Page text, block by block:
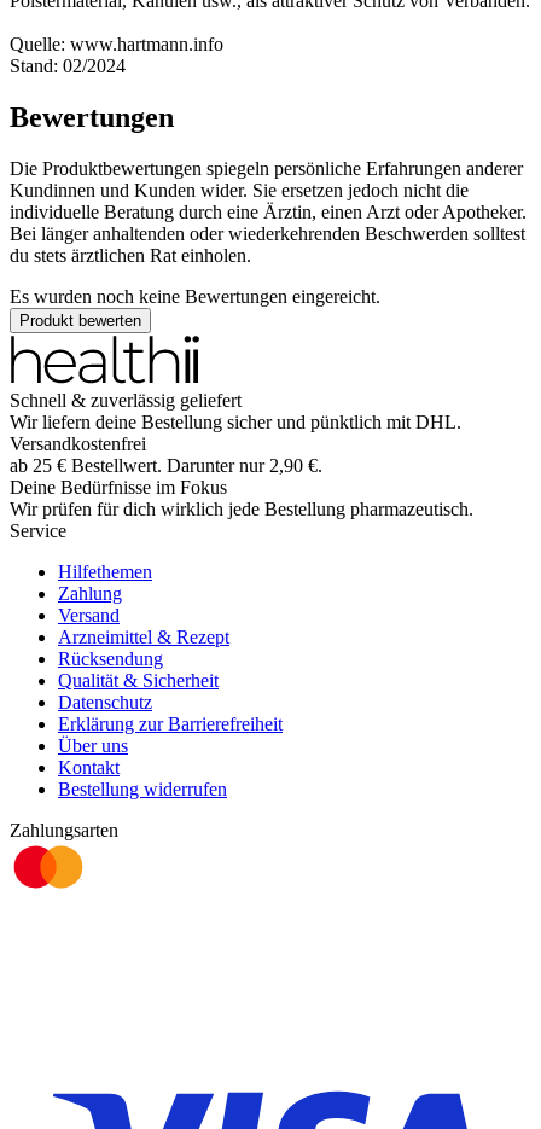
Quelle: www.hartmann.info
Stand: 02/2024
Bewertungen
Die Produktbewertungen spiegeln persönliche Erfahrungen anderer
Kundinnen und Kunden wider. Sie ersetzen jedoch nicht die
individuelle Beratung durch eine Ärztin, einen Arzt oder Apotheker.
Bei länger anhaltenden oder wiederkehrenden Beschwerden solltest
du stets ärztlichen Rat einholen.
Es wurden noch keine Bewertungen eingereicht.
Produkt bewerten
Schnell & zuverlässig geliefert
Wir liefern deine Bestellung sicher und pünktlich mit DHL.
Versandkostenfrei
ab 25 € Bestellwert. Darunter nur 2,90 €.
Deine Bedürfnisse im Fokus
Wir prüfen für dich wirklich jede Bestellung pharmazeutisch.
Service
Hilfethemen
Zahlung
Versand
Arzneimittel & Rezept
Rücksendung
Qualität & Sicherheit
Datenschutz
Erklärung zur Barrierefreiheit
Über uns
Kontakt
Bestellung widerrufen
Zahlungsarten